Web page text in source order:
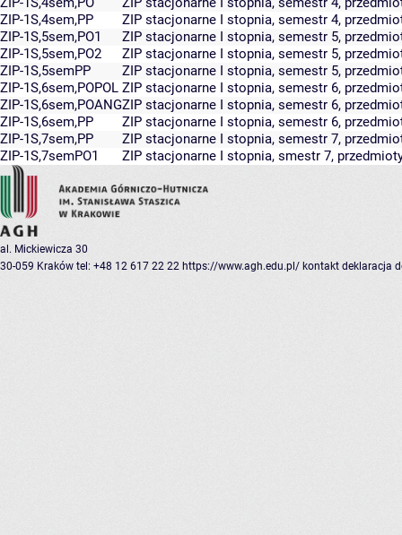
ZIP-1S,4sem,PP
ZIP stacjonarne I stopnia, semestr 4,
ZIP-1S,5sem,PO1
ZIP stacjonarne I stopnia, semestr 5,
ZIP-1S,5sem,PO2
ZIP stacjonarne I stopnia, semestr 5,
ZIP-1S,5semPP
ZIP stacjonarne I stopnia, semestr 5,
ZIP-1S,6sem,POPOL ZIP stacjonarne I stopnia, semestr 6,
ZIP-1S,6sem,POANGZIP stacjonarne I stopnia, semestr 6,
ZIP-1S,6sem,PP
ZIP stacjonarne I stopnia, semestr 6,
ZIP-1S,7sem,PP
ZIP stacjonarne I stopnia, semestr 7,
ZIP-1S,7semPO1
ZIP stacjonarne I stopnia, smestr 7,
al. Mickiewicza 30
30-059 Kraków tel: +48 12 617 22 22 https://www.agh.edu.pl/ kontakt deklaracja